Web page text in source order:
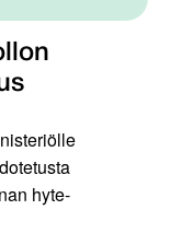
hyte-